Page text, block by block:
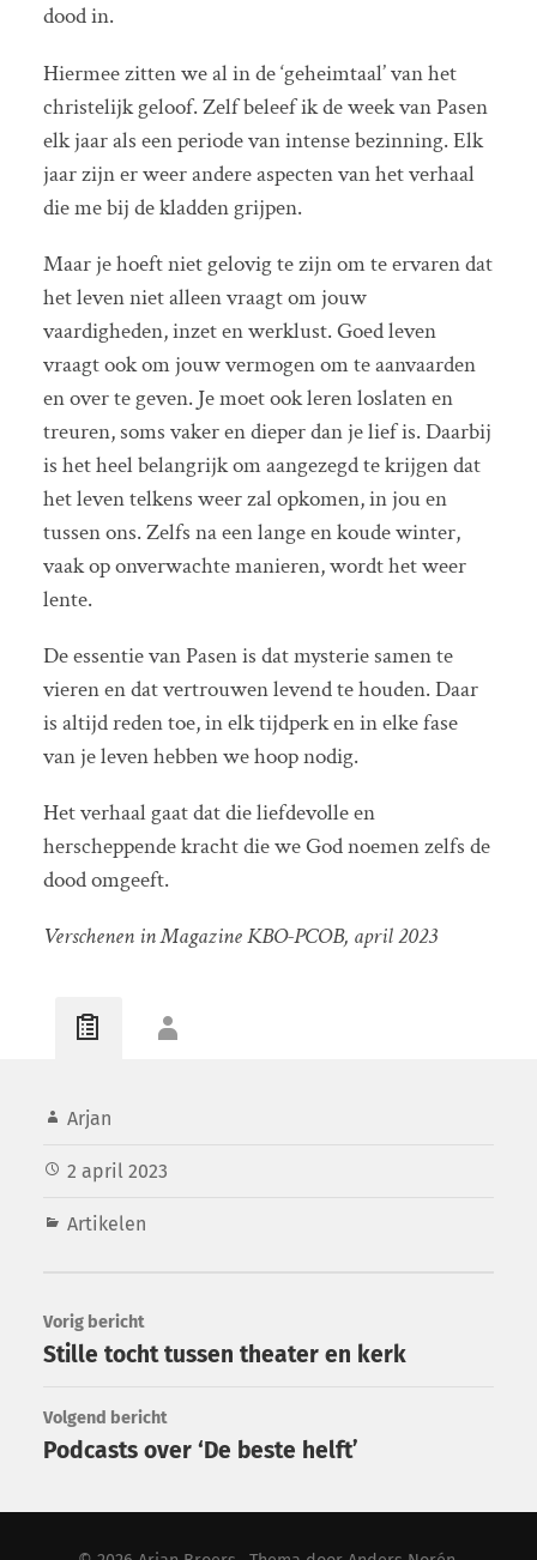
dood in.
Hiermee zitten we al in de ‘geheimtaal’ van het
christelijk geloof. Zelf beleef ik de week van Pasen
elk jaar als een periode van intense bezinning. Elk
jaar zijn er weer andere aspecten van het verhaal
die me bij de kladden grijpen.
Maar je hoeft niet gelovig te zijn om te ervaren dat
het leven niet alleen vraagt om jouw
vaardigheden, inzet en werklust. Goed leven
vraagt ook om jouw vermogen om te aanvaarden
en over te geven. Je moet ook leren loslaten en
treuren, soms vaker en dieper dan je lief is. Daarbij
is het heel belangrijk om aangezegd te krijgen dat
het leven telkens weer zal opkomen, in jou en
tussen ons. Zelfs na een lange en koude winter,
vaak op onverwachte manieren, wordt het weer
lente.
De essentie van Pasen is dat mysterie samen te
vieren en dat vertrouwen levend te houden. Daar
is altijd reden toe, in elk tijdperk en in elke fase
van je leven hebben we hoop nodig.
Het verhaal gaat dat die liefdevolle en
herscheppende kracht die we God noemen zelfs de
dood omgeeft.
Verschenen in Magazine KBO-PCOB, april 2023
Arjan
2 april 2023
Artikelen
Vorig bericht
Stille tocht tussen theater en kerk
Volgend bericht
Podcasts over ‘De beste helft’